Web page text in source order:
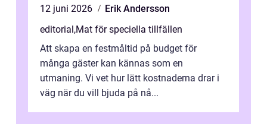
12 juni 2026
Erik Andersson
editorial ,Mat för speciella tillfällen
Att skapa en festmåltid på budget för
många gäster kan kännas som en
utmaning. Vi vet hur lätt kostnaderna drar i
väg när du vill bjuda på nå...